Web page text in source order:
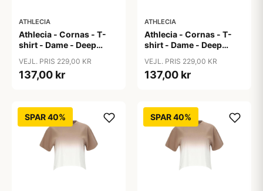
ATHLECIA
Athlecia - Cornas - T-
shirt - Dame - Deep
VEJL. PRIS 229,00 KR
137,00 kr
ATHLECIA
Athlecia - Cornas - T-
shirt - Dame - Deep
VEJL. PRIS 229,00 KR
137,00 kr
SPAR 40% SPAR 40%